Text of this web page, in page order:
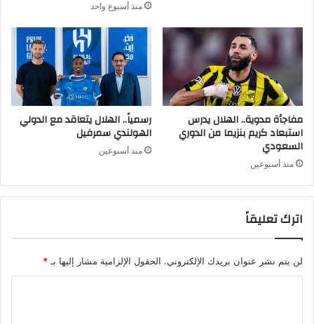
منذ أسبوع واحد
مفاجأة مدوية.. الهلال يدرس
استبعاد كريم بنزيما من الدوري
السعودي
منذ أسبوعين
رسمياً.. الهلال يتعاقد مع الدولي
الهولندي سمرفيل
منذ أسبوعين
اترك تعليقاً
لن يتم نشر عنوان بريدك الإلكتروني. الحقول الإلزامية مشار إليها بـ *